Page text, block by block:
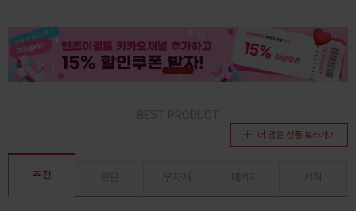
더 많은 상품 보러가기
추천